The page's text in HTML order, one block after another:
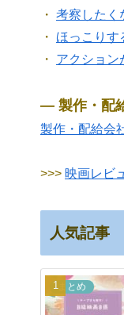
・ 考察したく
・ ほっこりす
・ アクション
― 製作・配
製作・配給会
>>> 映画レビ
人気記事
まとめ